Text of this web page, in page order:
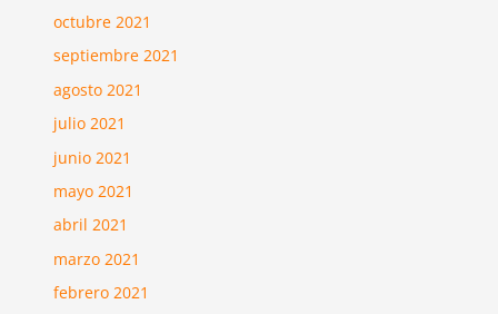
octubre 2021
septiembre 2021
agosto 2021
julio 2021
junio 2021
mayo 2021
abril 2021
marzo 2021
febrero 2021